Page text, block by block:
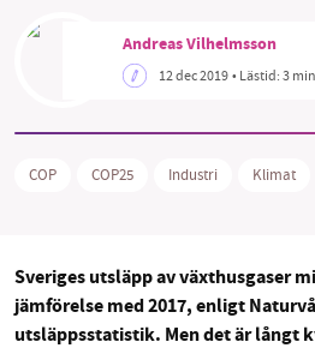
OMRÅDEN
MILJÖFAKTA
Andreas Vilhelmsson
12 dec 2019• Lästid:3 min
COP COP25 Industri Klimat
Sveriges utsläpp av växthusgaser
jämförelse med 2017, enligt
utsläppsstatistik. Men det är långt